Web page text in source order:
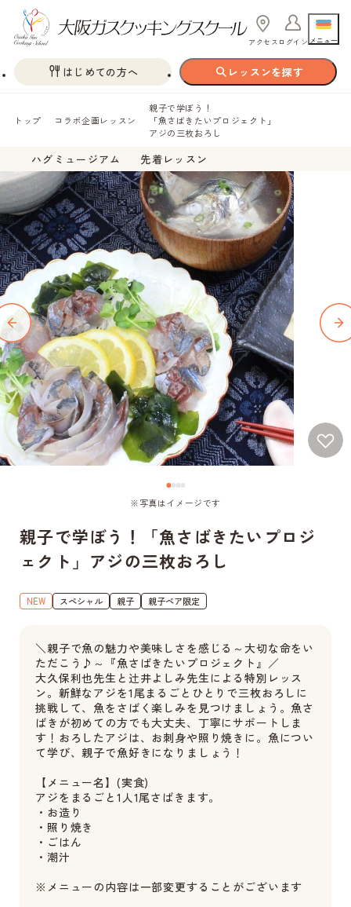
アクセス ログイン メニュー
はじめての方へ レッスンを探す
トップ コラボ企画レッスン
親子で学ぼう！
「魚さばきたいプロジェクト」
アジの三枚おろし
ハグミュージアム 先着レッスン
※写真はイメージです
親子で学ぼう！「魚さばきたいプロジ
ェクト」アジの三枚おろし
NEW スペシャル 親子 親子ペア限定
＼親子で魚の魅力や美味しさを感じる～大切な命をい
ただこう♪～『魚さばきたいプロジェクト』／
大久保利也先生と辻井よしみ先生による特別レッス
ン。新鮮なアジを1尾まるごとひとりで三枚おろしに
挑戦して、魚をさばく楽しみを見つけましょう。魚さ
ばきが初めての方でも大丈夫、丁寧にサポートしま
す！おろしたアジは、お刺身や照り焼きに。魚につい
て学び、親子で魚好きになりましょう！
【メニュー名】(実食)
アジをまるごと1人1尾さばきます。
・お造り
・照り焼き
・ごはん
・潮汁
※メニューの内容は一部変更することがございます